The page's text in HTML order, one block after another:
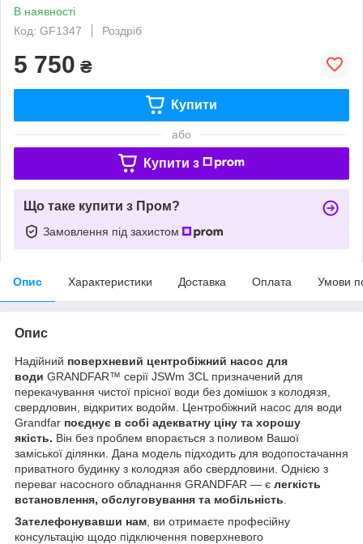
В наявності
Код: GF1347
Роздріб
5 750 ₴
Купити
або
Купити з
Що таке купити з Пром?
Замовлення під захистом
Опис Характеристики Доставка Оплата Умови
Опис
Надійний поверхневий центробіжний насос для
води GRANDFAR™ серії JSWm 3CL призначений для
перекачування чистої прісної води без домішок з колодязя,
свердловин, відкритих водойм. Центробіжний насос для води
Grandfar поєднує в собі адекватну ціну та хорошу
якість. Він без проблем впорається з поливом Вашої
заміської ділянки. Дана модель підходить для водопостачання
приватного будинку з колодязя або свердловини. Однією з
переваг насосного обладнання GRANDFAR — є легкість
встановлення, обслуговування та мобільність
Зателефонувавши нам , ви отримаєте професійну
консультацію щодо підключення поверхневого